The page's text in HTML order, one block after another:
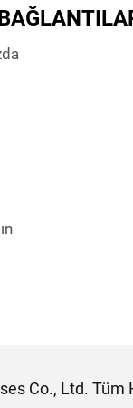
Co., Ltd. Tüm